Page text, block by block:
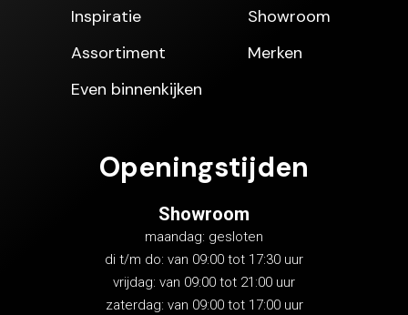
Inspiratie
Assortiment
Even binnenkijken
Showroom
Merken
Openingstijden
Showroom
maandag: gesloten
di t/m do: van 09:00 tot 17:30 uur
vrijdag: van 09:00 tot 21:00 uur
zaterdag: van 09:00 tot 17:00 uur